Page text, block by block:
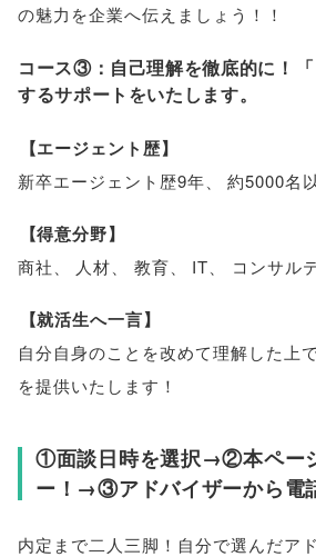
の魅力を企業へ伝えましょう！！
コース③：自己理解を徹底的に！ 「
するサポートをいたします。
【エージェント歴】
新卒エージェント歴9年 約5000名
【得意分野】
商社 人材 教育 IT コンサル
【就活生へ一言】
自分自身のことを改めて理解した上
を提供いたします！
①面談日時を選択→②本ペー
ー！→③アドバイザーから電
内定まで二人三脚！自分で選んだア